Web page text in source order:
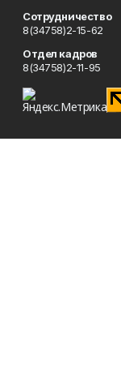
Сотрудничество
8(34758)2-15-62
Отдел кадров
8(34758)2-11-95